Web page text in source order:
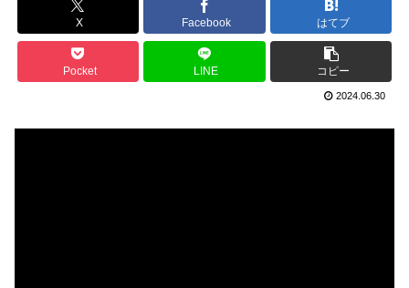
X Facebook はてブ
Pocket LINE コピー
2024.06.30